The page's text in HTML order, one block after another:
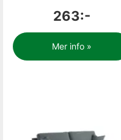
263:-
Mer info »